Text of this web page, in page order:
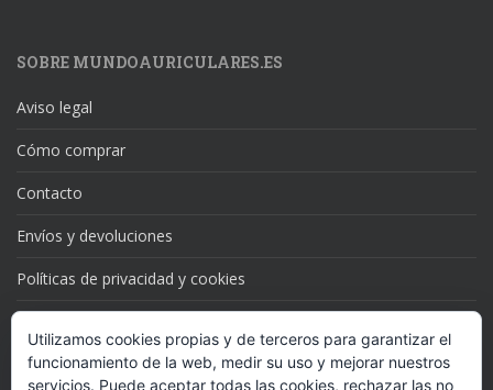
SOBRE MUNDOAURICULARES.ES
Aviso legal
Cómo comprar
Contacto
Envíos y devoluciones
Políticas de privacidad y cookies
SUSCRÍBETE A NUESTRAS NOVEDADES
Utilizamos cookies propias y de terceros para garantizar el
funcionamiento de la web, medir su uso y mejorar nuestros
servicios. Puede aceptar todas las cookies, rechazar las no